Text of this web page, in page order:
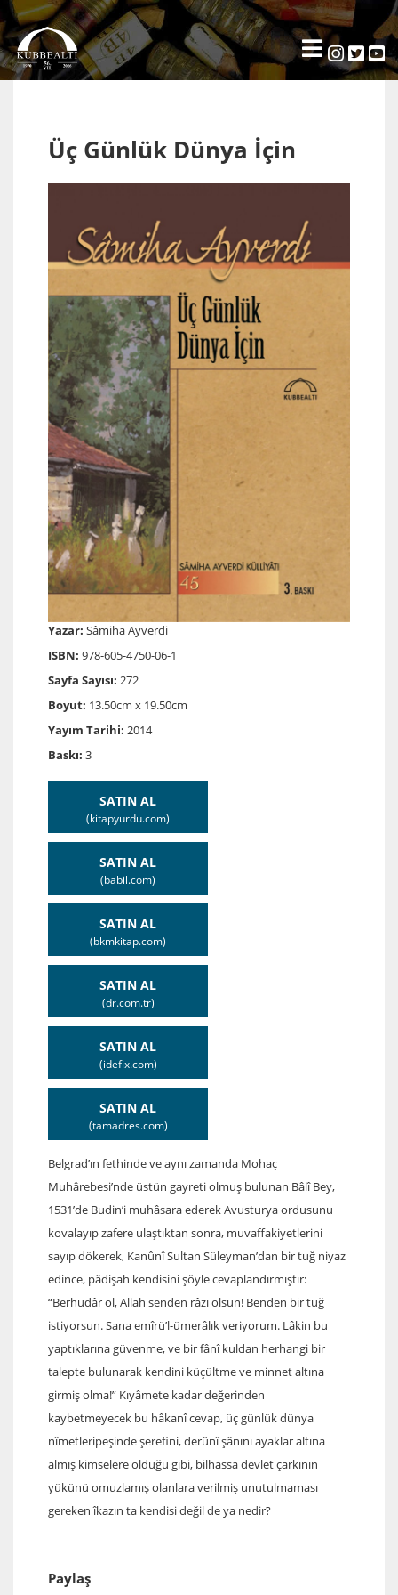
Üç Günlük Dünya İçin
Yazar: Sâmiha Ayverdi
ISBN: 978-605-4750-06-1
Sayfa Sayısı: 272
Boyut: 13.50cm x 19.50cm
Yayım Tarihi: 2014
Baskı: 3
SATIN AL
(kitapyurdu.com)
SATIN AL
(babil.com)
SATIN AL
(bkmkitap.com)
SATIN AL
(dr.com.tr)
SATIN AL
(idefix.com)
SATIN AL
(tamadres.com)
Belgrad’ın fethinde ve aynı zamanda Mohaç
Muhârebesi’nde üstün gayreti olmuş bulunan Bâlî Bey,
1531’de Budin’i muhâsara ederek Avusturya ordusunu
kovalayıp zafere ulaştıktan sonra, muvaffakiyetlerini
sayıp dökerek, Kanûnî Sultan Süleyman’dan bir tuğ niyaz
edince, pâdişah kendisini şöyle cevaplandırmıştır:
“Berhudâr ol, Allah senden râzı olsun! Benden bir tuğ
istiyorsun. Sana emîrü’l-ümerâlık veriyorum. Lâkin bu
yaptıklarına güvenme, ve bir fânî kuldan herhangi bir
talepte bulunarak kendini küçültme ve minnet altına
girmiş olma!” Kıyâmete kadar değerinden
kaybetmeyecek bu hâkanî cevap, üç günlük dünya
nîmetleripeşinde şerefini, derûnî şânını ayaklar altına
almış kimselere olduğu gibi, bilhassa devlet çarkının
yükünü omuzlamış olanlara verilmiş unutulmaması
gereken îkazın ta kendisi değil de ya nedir?
Paylaş